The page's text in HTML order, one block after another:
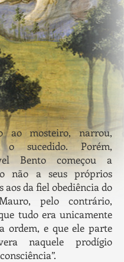
ao mosteiro, narrou,
o sucedido. Porém,
Bento começou a
não a seus próprios
aos da fiel obediência do
pelo contrário,
tudo era unicamente
ordem, e que ele parte
naquele prodígio